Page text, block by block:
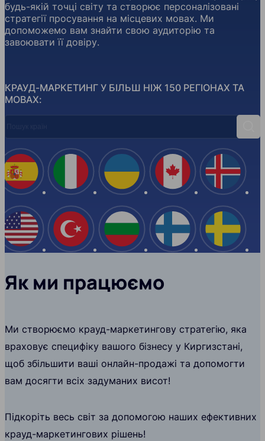
КРАУД-МАРКЕТИНГ У БІЛЬШ НІЖ 150 РЕГІОНАХ ТА
МОВАХ:
будь-якій точці світу та створює персоналізовані
стратегії просування на місцевих мовах. Ми
допоможемо вам знайти свою аудиторію та
завоювати її довіру.
Іспанія
США
Італія
Туреччина
Україна
Болгарія
Канада
Фінляндія Швеція
Як ми працюємо
Ми створюємо крауд-маркетингову стратегію, яка
враховує специфіку вашого бізнесу у Киргизстані,
щоб збільшити ваші онлайн-продажі та допомогти
вам досягти всіх задуманих висот!
Підкоріть весь світ за допомогою наших ефективних
крауд-маркетингових рішень!